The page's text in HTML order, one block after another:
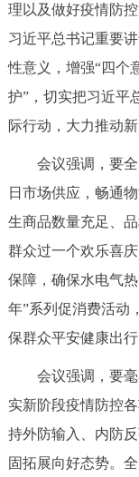
12345网上接诉即
参与调查
走进北京
北京概况
绿色北京
多语种
ESPAÑOL
理以及做好疫情防
习近平总书记重要
性意义，增强“四个
护”，切实把习近平
际行动，大力推动
会议强调，要全
日市场供应，畅通
生商品数量充足、
群众过一个欢乐喜
保障，确保水电气
年”系列促消费活动
保群众平安健康出
会议强调，要毫
实新阶段疫情防控
持外防输入、内防
固拓展向好态势。